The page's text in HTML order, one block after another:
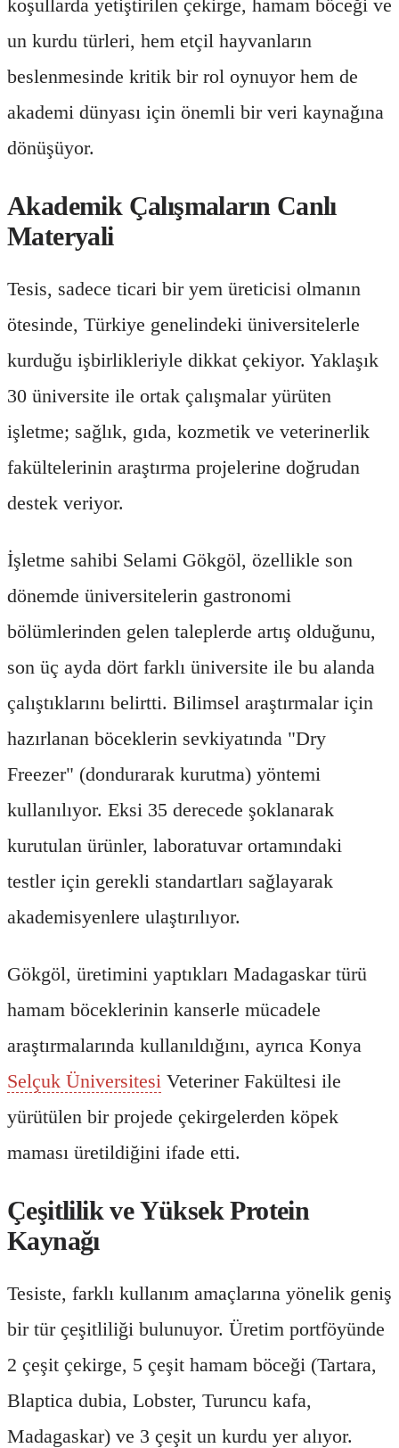
koşullarda yetiştirilen çekirge, hamam böceği ve
un kurdu türleri, hem etçil hayvanların
beslenmesinde kritik bir rol oynuyor hem de
akademi dünyası için önemli bir veri kaynağına
dönüşüyor.
Akademik Çalışmaların Canlı
Materyali
Tesis, sadece ticari bir yem üreticisi olmanın
ötesinde, Türkiye genelindeki üniversitelerle
kurduğu işbirlikleriyle dikkat çekiyor. Yaklaşık
30 üniversite ile ortak çalışmalar yürüten
işletme; sağlık, gıda, kozmetik ve veterinerlik
fakültelerinin araştırma projelerine doğrudan
destek veriyor.
İşletme sahibi Selami Gökgöl, özellikle son
dönemde üniversitelerin gastronomi
bölümlerinden gelen taleplerde artış olduğunu,
son üç ayda dört farklı üniversite ile bu alanda
çalıştıklarını belirtti. Bilimsel araştırmalar için
hazırlanan böceklerin sevkiyatında "Dry
Freezer" (dondurarak kurutma) yöntemi
kullanılıyor. Eksi 35 derecede şoklanarak
kurutulan ürünler, laboratuvar ortamındaki
testler için gerekli standartları sağlayarak
akademisyenlere ulaştırılıyor.
Gökgöl, üretimini yaptıkları Madagaskar türü
hamam böceklerinin kanserle mücadele
araştırmalarında kullanıldığını, ayrıca Konya
Selçuk Üniversitesi Veteriner Fakültesi ile
yürütülen bir projede çekirgelerden köpek
maması üretildiğini ifade etti.
Çeşitlilik ve Yüksek Protein
Kaynağı
Tesiste, farklı kullanım amaçlarına yönelik geniş
bir tür çeşitliliği bulunuyor. Üretim portföyünde
2 çeşit çekirge, 5 çeşit hamam böceği (Tartara,
Blaptica dubia, Lobster, Turuncu kafa,
Madagaskar) ve 3 çeşit un kurdu yer alıyor.